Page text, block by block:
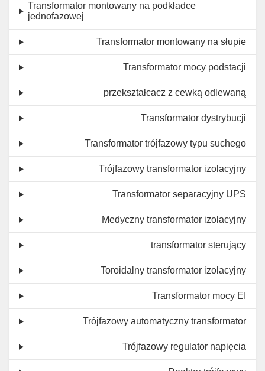
Transformator montowany na podkładce
jednofazowej
Transformator montowany na słupie
Transformator mocy podstacji
przekształcacz z cewką odlewaną
Transformator dystrybucji
Transformator trójfazowy typu suchego
Trójfazowy transformator izolacyjny
Transformator separacyjny UPS
Medyczny transformator izolacyjny
transformator sterujący
Toroidalny transformator izolacyjny
Transformator mocy EI
Trójfazowy automatyczny transformator
Trójfazowy regulator napięcia